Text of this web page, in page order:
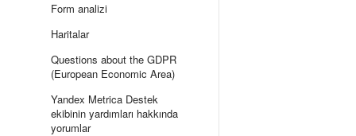
Form analizi
Haritalar
Questions about the GDPR
(European Economic Area)
Yandex Metrica Destek
ekibinin yardımları hakkında
yorumlar